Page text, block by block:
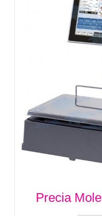
Precia